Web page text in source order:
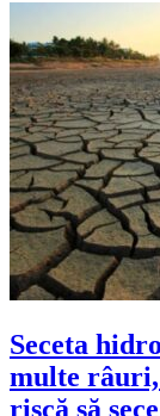
Seceta
multe
riscă să